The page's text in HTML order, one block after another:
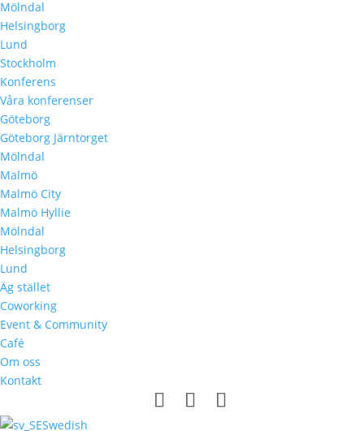
Mölndal
Helsingborg
Lund
Stockholm
Konferens
Våra konferenser
Göteborg
Göteborg Järntorget
Mölndal
Malmö
Malmö City
Malmö Hyllie
Mölndal
Helsingborg
Lund
Äg stället
Coworking
Event & Community
Café
Om oss
Kontakt
Swedish